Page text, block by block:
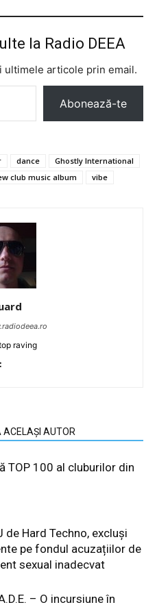
la Radio DEEA
ultimele articole prin email.
Abonează-te
dance
Ghostly International
club music album vibe
raving
ACELAȘI AUTOR
TOP 100 al cluburilor din
de Hard Techno, excluși
pe fondul acuzațiilor de
sexual inadecvat
– O incursiune în